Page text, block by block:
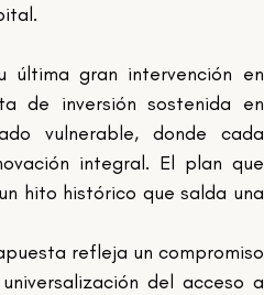
última gran intervención en
de inversión sostenida en
vulnerable, donde cada
integral. El plan que
hito histórico que salda una
refleja un compromiso
del acceso a